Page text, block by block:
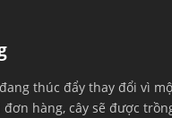
thúc đẩy thay đổi vì
hàng, cây sẽ được